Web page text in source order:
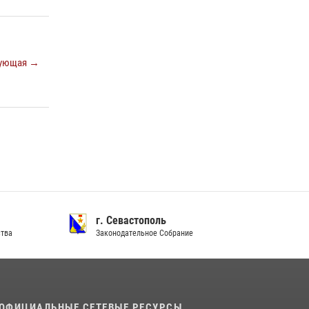
→
г. Севастополь
Законодательное Собрание